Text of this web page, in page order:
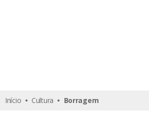
Início • Cultura • Borragem